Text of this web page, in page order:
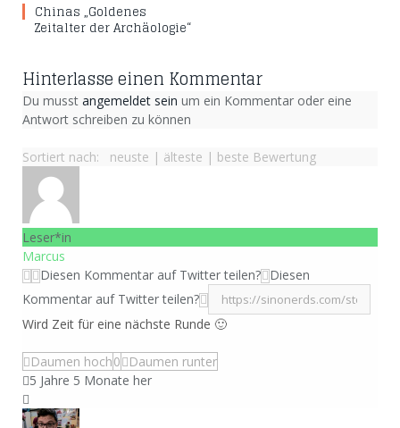
Chinas „Goldenes
Zeitalter der Archäologie“
Hinterlasse einen Kommentar
Du musst angemeldet sein um ein Kommentar oder eine
Antwort schreiben zu können
Sortiert nach: neuste | älteste | beste Bewertung
Leser*in
Marcus
Diesen Kommentar auf Twitter teilen? Diesen
Kommentar auf Twitter teilen?
Wird Zeit für eine nächste Runde 🙂
Daumen hoch0
Daumen runter
5 Jahre 5 Monate her